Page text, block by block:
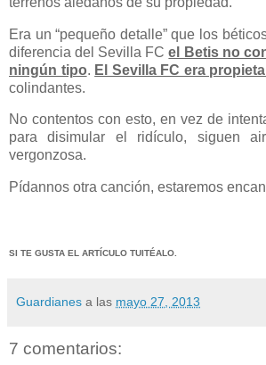
Era un “pequeño detalle” que los
diferencia del Sevilla FCel Betis no
ningún tipo. El Sevilla FC era
colindantes.
No contentos con esto, en vez de
para disimular el ridículo, siguen
vergonzosa.
Pídannos otra canción, estaremos
SI TE GUSTA EL ARTÍCULO TUITÉALO.
Guardianes a las mayo 27, 2013
7 comentarios: